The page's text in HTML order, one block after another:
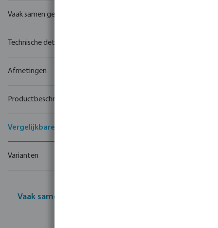
Vaak samen gekocht
Technische details
Afmetingen
Productbeschrijving
Vergelijkbare producten
Varianten
Vaak samen gekocht